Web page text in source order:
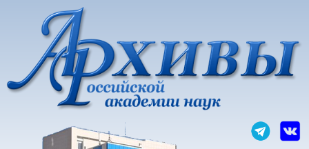
основному
содержанию